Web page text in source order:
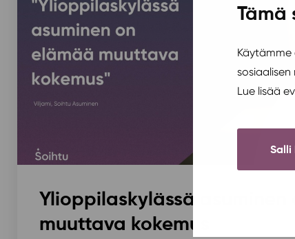
Tämä
Lue lisää
Salli
Ylioppilaskylässä asuminen
muuttava kokemus